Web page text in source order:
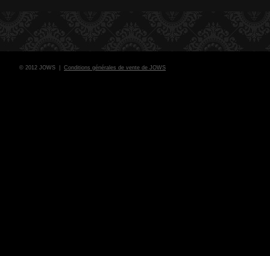
© 2012 JOWS | Conditions générales de vente de JOWS